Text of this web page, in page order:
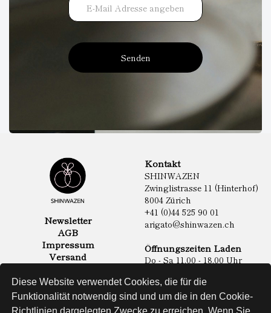
Diese Website verwendet Cookies, die für die
Funktionalität notwendig sind und um die in den Cookie-
Senden
Newsletter
AGB
Impressum
Versand
Kontakt
SHINWAZEN
Zwinglistrasse 11 (Hinterhof)
8004 Zürich
+41 (0)44 525 90 01
arigato@shinwazen.ch
Öffnungszeiten Laden
Do - Sa 11.00 - 18.00 Uhr
Online Shop
Lebensmittel
Sake & Shochu